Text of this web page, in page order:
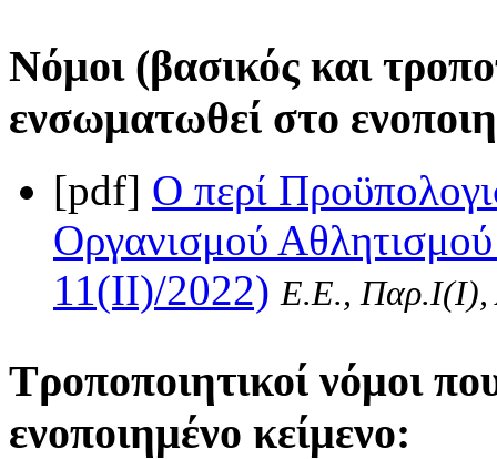
Νόμοι (βασικός και
ενσωματωθεί στο
[pdf] Ο περί
Οργανισμού
11(II)/2022) Ε.Ε., Παρ.Ι(I),
Τροποποιητικοί νόμοι
ενοποιημένο κείμενο: